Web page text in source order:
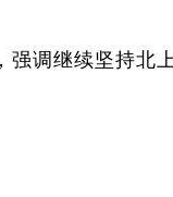
调继续坚持北上